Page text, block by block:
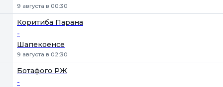
9 августа в 00:30
Коритиба Парана
-
Шапекоенсе
9 августа в 02:30
Ботафого РЖ
-